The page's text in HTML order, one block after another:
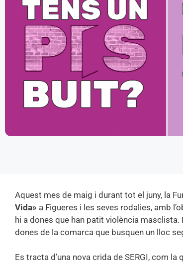
Aquest mes de maig i durant tot el juny, la
Vida» a Figueres i les seves rodalies, amb
hi a dones que han patit violència
dones de la comarca que busquen un lloc
Es tracta d’una nova crida de SERGI, com